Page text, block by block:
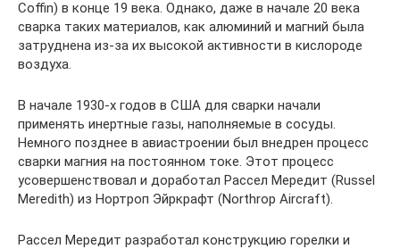
Coffin) в конце 19 века. Однако, даже в начале 20 века
сварка таких материалов, как алюминий и магний была
затруднена из-за их высокой активности в кислороде
воздуха.
В начале 1930-х годов в США для сварки начали
применять инертные газы, наполняемые в сосуды.
Немного позднее в авиастроении был внедрен процесс
сварки магния на постоянном токе. Этот процесс
усовершенствовал и доработал Рассел Мередит (Russel
Meredith) из Нортроп Эйркрафт (Northrop Aircraft).
Рассел Мередит разработал конструкцию горелки и